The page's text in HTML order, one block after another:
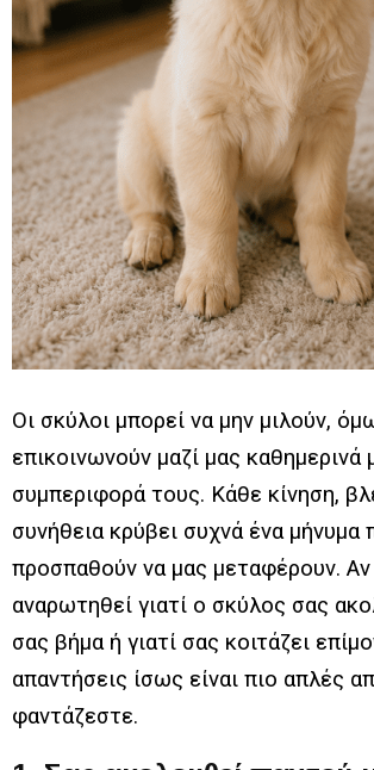
Οι σκύλοι μπορεί να μην μιλούν,
επικοινωνούν μαζί μας καθημερινά
συμπεριφορά τους. Κάθε κίνηση,
συνήθεια κρύβει συχνά ένα μήνυμα
προσπαθούν να μας μεταφέρουν.
αναρωτηθεί γιατί ο σκύλος σας
σας βήμα ή γιατί σας κοιτάζει
απαντήσεις ίσως είναι πιο απλές
φαντάζεστε.